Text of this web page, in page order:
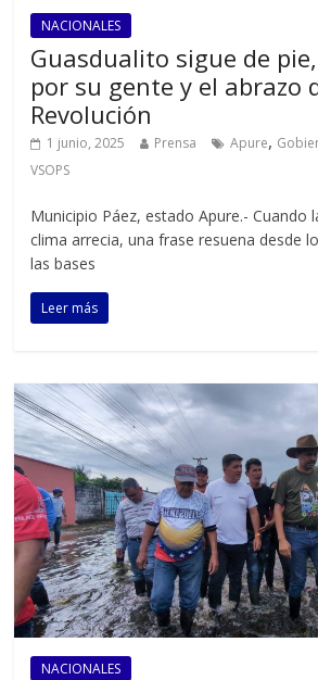
NACIONALES
Guasdualito sigue de
por su gente y el abrazo
Revolución
1 junio, 2025 Prensa Apure,
VSOPS
Municipio Páez, estado Apure.- Cuando
clima arrecia, una frase resuena desde
las bases
Leer más
NACIONALES